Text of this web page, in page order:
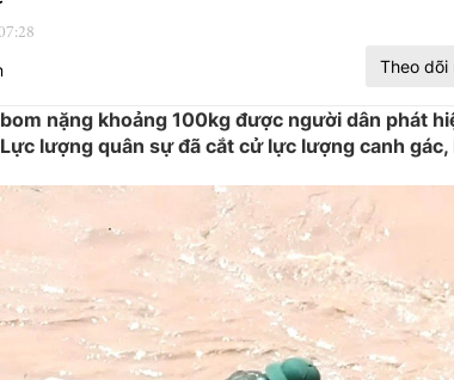
Theo dõi
nặng khoảng 100kg được người dân phát
lượng quân sự đã cắt cử lực lượng canh